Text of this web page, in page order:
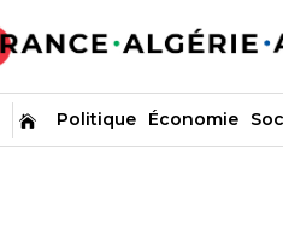
Politique Économie